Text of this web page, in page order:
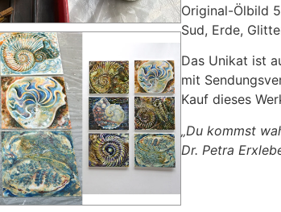
Original-Ölbild
Sud, Erde,
Das Unikat ist
mit
Kauf dieses
„Du kommst
Dr. Petra